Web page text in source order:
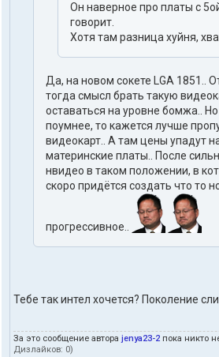
Он наверное про платы с
говорит.
Хотя там разница хуйня,
Да, на новом сокете LGA 1851..
тогда смысл брать такую
оставаться на уровне бомжа..
поумнее, то кажется лучше
видеокарт.. А там цены упадут
материнские платы.. После
нвидео в таком положении, в
скоро придётся создать что то
прогрессивное..
Тебе так интел хочется? Поколение
За это сообщение автора jenya23-2 пока никто
Дизлайков: 0)